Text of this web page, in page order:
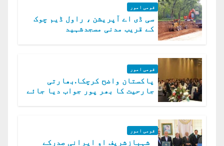
قومی امور
سی ڈی اے آپریشن ، راول ڈیم چوک
کے قریب مدنی مسجدشہید
قومی امور
پاکستان واضح کرچکا.بھارتی
جارحیت کا بھر پور جواب دیا جائے
قومی امور
شہبازشریف او ایرانی صدرکے